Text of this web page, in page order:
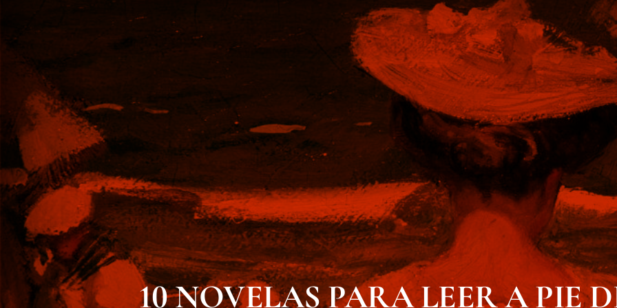
10 NOVELAS PARA LEER A PIE